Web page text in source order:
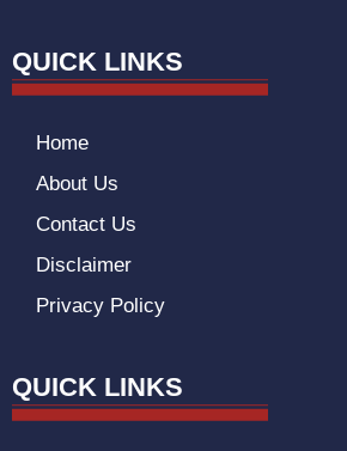
QUICK LINKS
Home
About Us
Contact Us
Disclaimer
Privacy Policy
QUICK LINKS